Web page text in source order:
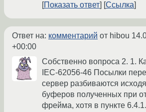
Показать ответ Ссылка
Ответ на: комментарий от hibou
+00:00
Собственно вопроса 2. 1.
IEC-62056-46 Посылки
сервер разбиваются
буферов полученных при
фрейма, хотя в пункте